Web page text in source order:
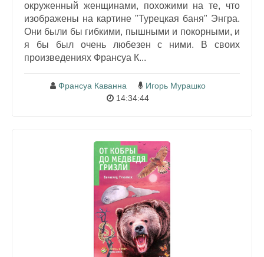
окруженный женщинами, похожими на те, что
изображены на картине "Турецкая баня" Энгра.
Они были бы гибкими, пышными и покорными, и
я бы был очень любезен с ними. В своих
произведениях Франсуа К...
Франсуа Каванна
Игорь Мурашко
14:34:44